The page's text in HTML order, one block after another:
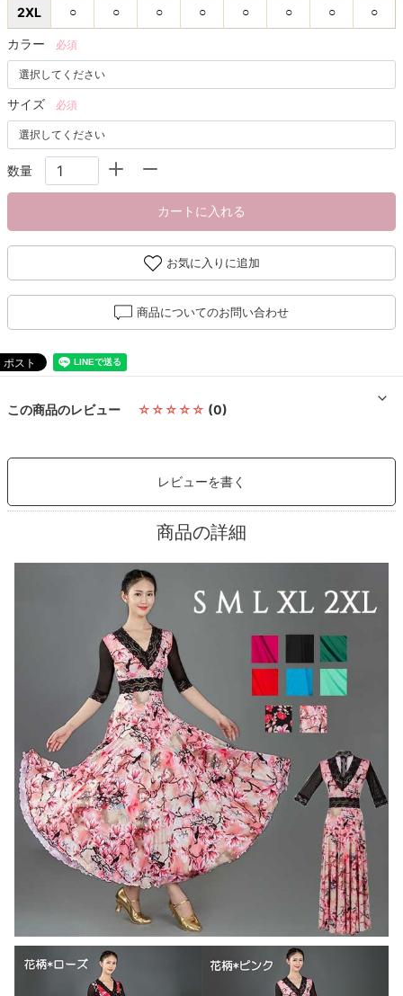
2XL ○ ○ ○ ○ ○ ○ ○ ○
カラー 必須
サイズ 必須
数量
カートに入れる
お気に入りに追加
商品についてのお問い合わせ
この商品のレビュー ☆☆☆☆☆ (0)
レビューを書く
商品の詳細